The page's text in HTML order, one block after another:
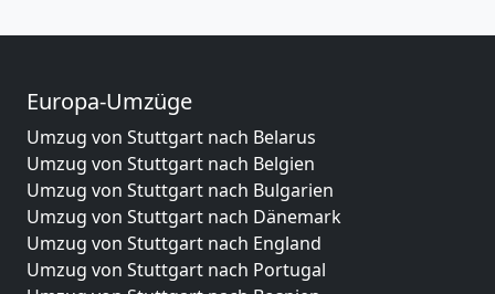
Europa-Umzüge
Umzug von Stuttgart nach Belarus
Umzug von Stuttgart nach Belgien
Umzug von Stuttgart nach Bulgarien
Umzug von Stuttgart nach Dänemark
Umzug von Stuttgart nach England
Umzug von Stuttgart nach Portugal